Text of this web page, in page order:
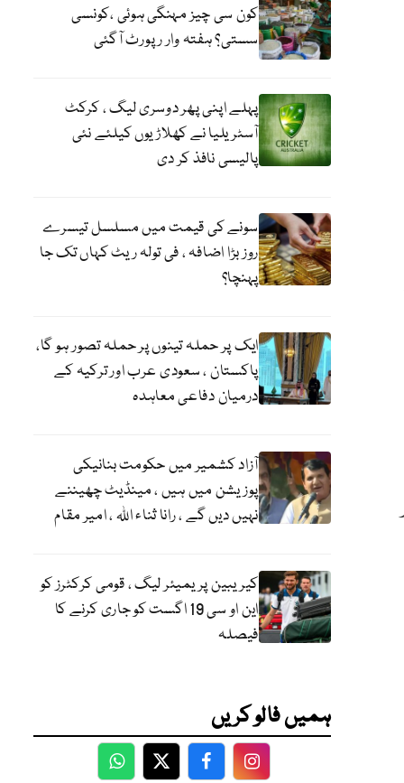
کون سی چیز مہنگی ہوئی ،کونسی
سستی؟ ہفتہ وار رپورٹ آگئی
پہلے اپنی پھر دوسری لیگ ، کرکٹ
آسٹریلیا نے کھلاڑیوں کیلئے نئی
پالیسی نافذ کر دی
سونے کی قیمت میں مسلسل تیسرے
روز بڑا اضافہ ، فی تولہ ریٹ کہاں تک جا
پہنچا؟
ایک پر حملہ تینوں پر حملہ تصور ہو گا،
پاکستان ، سعودی عرب اور ترکیہ کے
درمیان دفاعی معاہدہ
آزاد کشمیر میں حکومت بنانیکی
پوزیشن میں ہیں ، مینڈیٹ چھیننے
نہیں دیں گے ، رانا ثناء اللہ ، امیر مقام
کیریبین پریمیئر لیگ ، قومی کرکٹرز کو
این او سی 19 اگست کو جاری کرنے کا
فیصلہ
ہمیں فالو کریں
WhatsApp
TwitterFacebookFacebook